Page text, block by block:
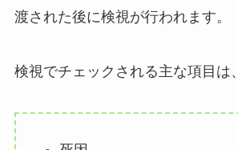
渡された後に検視が行われます。
検視でチェックされる主な項目は、